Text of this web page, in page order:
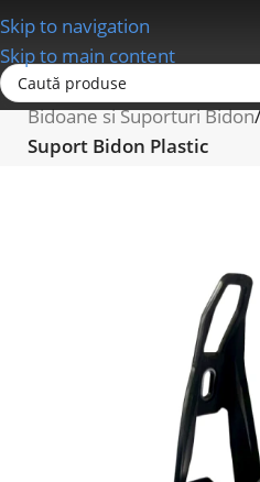
Skip to navigation
Skip to main content
Prima pagină
Bidoane si Suporturi Bidon
Suport Bidon Plastic